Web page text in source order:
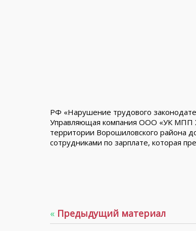
РФ «Нарушение трудового
Управляющая компания ООО «УК МПП
территории Ворошиловского района
сотрудниками по зарплате, которая
« Предыдущий материал